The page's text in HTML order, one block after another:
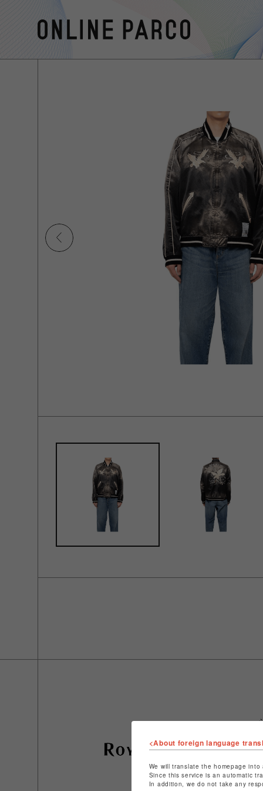
<About foreign language
We will translate the homepage
Since this service is an automatic
In addition, we do not take any